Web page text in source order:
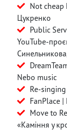
Not cheap
Цукренко
Public
YouTube-
Nebo music
Re-
FanPlace
Move to
«Каміння у